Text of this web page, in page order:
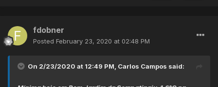
fdobner
Posted February 23, 2020 at 02:48 PM
On 2/23/2020 at 12:49 PM, Carlos Campos said: